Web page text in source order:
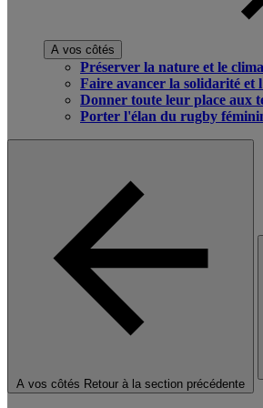
A vos côtés
Préserver la nature et le
Faire avancer la solidarité et
Donner toute leur place aux
Porter l'élan du rugby
A vos côtés Retour à la section précédente